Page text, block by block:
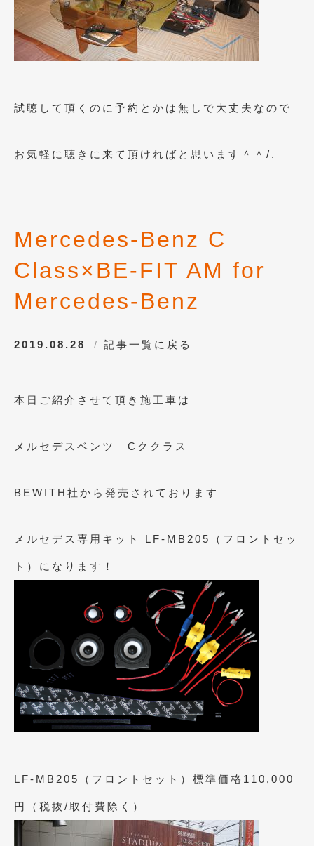
2022年12月(1)
2022年10月(2)
2021年12月(2)
2021年4月(1)
2021年3月(1)
2021年1月
2020年11月(2)
2020年9月(3)
2020年7月
2020年4月(4)
2020年3月(4)
2020年1月 (6)
2019年12月 (8)
2019年11月 (12)
2019年10月(7)
2019年9月(12)
2019年7月(17)
2019年6月(16)
2019年5月(21)
試聴して頂くのに予約とかは無しで大丈夫なので
お気軽に聴きに来て頂ければと思います＾＾/.
Mercedes-Benz C
Class×BE-FIT AM for
Mercedes-Benz
2019.08.28 記事一覧に戻る
本日ご紹介させて頂き施工車は
メルセデスベンツ Cククラス
BEWITH社から発売されております
メルセデス専用キット LF-MB205（フロントセッ
ト）になります！
LF-MB205（フロントセット）標準価格110,000
円（税抜/取付費除く）